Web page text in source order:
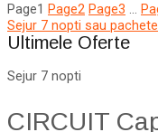
Page1 Page2 Page3 …
Sejur 7 nopti sau
Ultimele Oferte
Sejur 7 nopti
CIRCUIT